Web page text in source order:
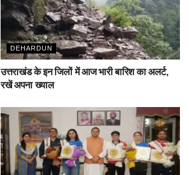
DEHARDUN
उत्तराखंड के इन जिलों में आज भारी बारिश का अलर्ट,
रखें अपना ख्याल